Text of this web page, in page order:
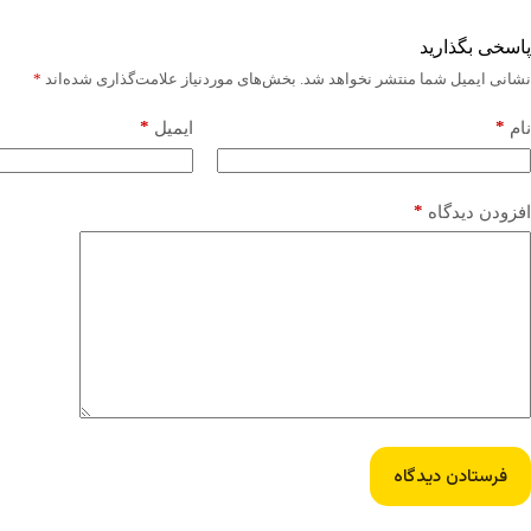
پاسخی بگذارید
نشانی ایمیل شما منتشر نخواهد شد. بخش‌های موردنیاز علامت‌گذاری شده‌اند *
نام * ایمیل *
افزودن دیدگاه *
فرستادن دیدگاه